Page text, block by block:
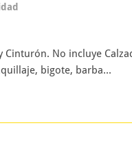
Cinturón. No incluye
bigote, barba...